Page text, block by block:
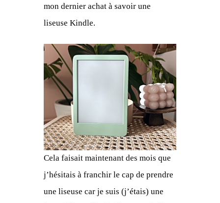
mon dernier achat à savoir une
liseuse Kindle.
Cela faisait maintenant des mois que
j’hésitais à franchir le cap de prendre
une liseuse car je suis (j’étais) une